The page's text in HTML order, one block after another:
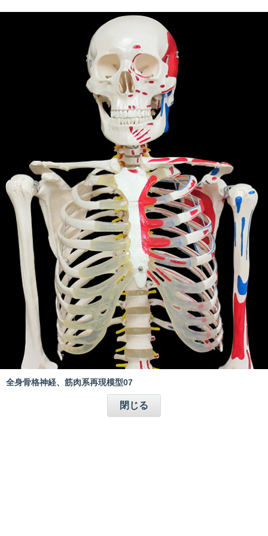
全身骨格神経、筋肉系再現模型07
閉じる